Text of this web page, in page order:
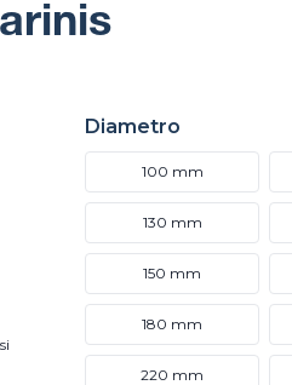
Diametro
100 mm
130 mm
150 mm
180 mm
220 mm